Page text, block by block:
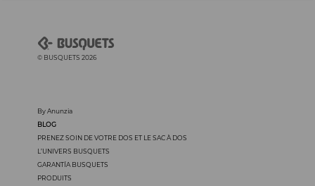
© BUSQUETS 2026
By Anunzia
BLOG
PRENEZ SOIN DE VOTRE DOS ET LE SAC À DOS
L’UNIVERS BUSQUETS
GARANTÍA BUSQUETS
PRODUITS